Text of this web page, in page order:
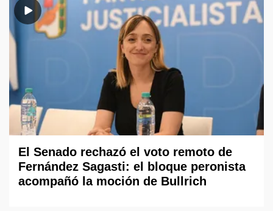
El Senado rechazó el voto remoto de
Fernández Sagasti: el bloque peronista
acompañó la moción de Bullrich